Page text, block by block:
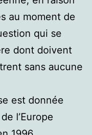
au moment de
qui se
dont doivent
sans aucune
est donnée
l’Europe